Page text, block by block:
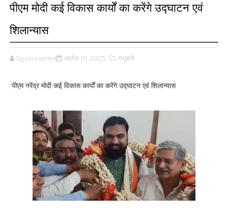
पीएम मोदी कई विकास कार्यों का करेंगे उद्घाटन एवं
शिलान्यास
Spyviewnews अप्रैल 01, 2025 ,मधुबनी
पीएम नरेंद्र मोदी कई विकास कार्यों का करेंगे उद्घाटन एवं शिलान्यास